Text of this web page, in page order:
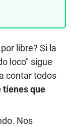
libre? Si la
loco" sigue
contar todos
tienes que
Nos